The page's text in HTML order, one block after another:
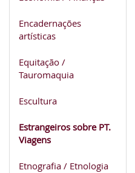
Encadernações
artísticas
Equitação /
Tauromaquia
Escultura
Estrangeiros sobre PT.
Viagens
Etnografia / Etnologia